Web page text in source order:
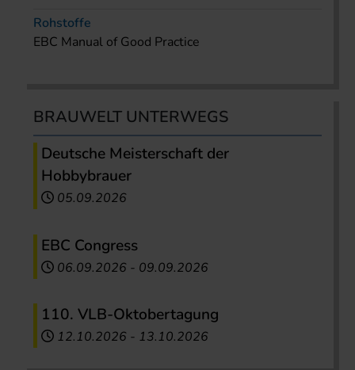
Rohstoffe
EBC Manual of Good Practice
BRAUWELT UNTERWEGS
Deutsche Meisterschaft der
Hobbybrauer
05.09.2026
EBC Congress
06.09.2026 - 09.09.2026
110. VLB-Oktobertagung
12.10.2026 - 13.10.2026